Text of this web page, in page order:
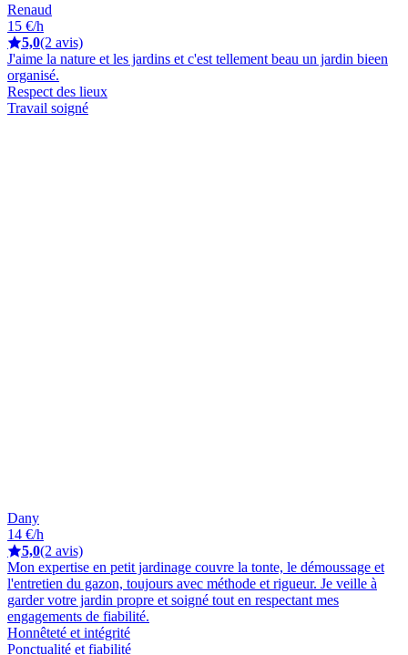
Renaud
15 €/h
5,0(2 avis)
J'aime la nature et les jardins et c'est tellement beau un jardin bieen
organisé.
Respect des lieux
Travail soigné
Dany
14 €/h
5,0(2 avis)
Mon expertise en petit jardinage couvre la tonte, le démoussage et
l'entretien du gazon, toujours avec méthode et rigueur. Je veille à
garder votre jardin propre et soigné tout en respectant mes
engagements de fiabilité.
Honnêteté et intégrité
Ponctualité et fiabilité